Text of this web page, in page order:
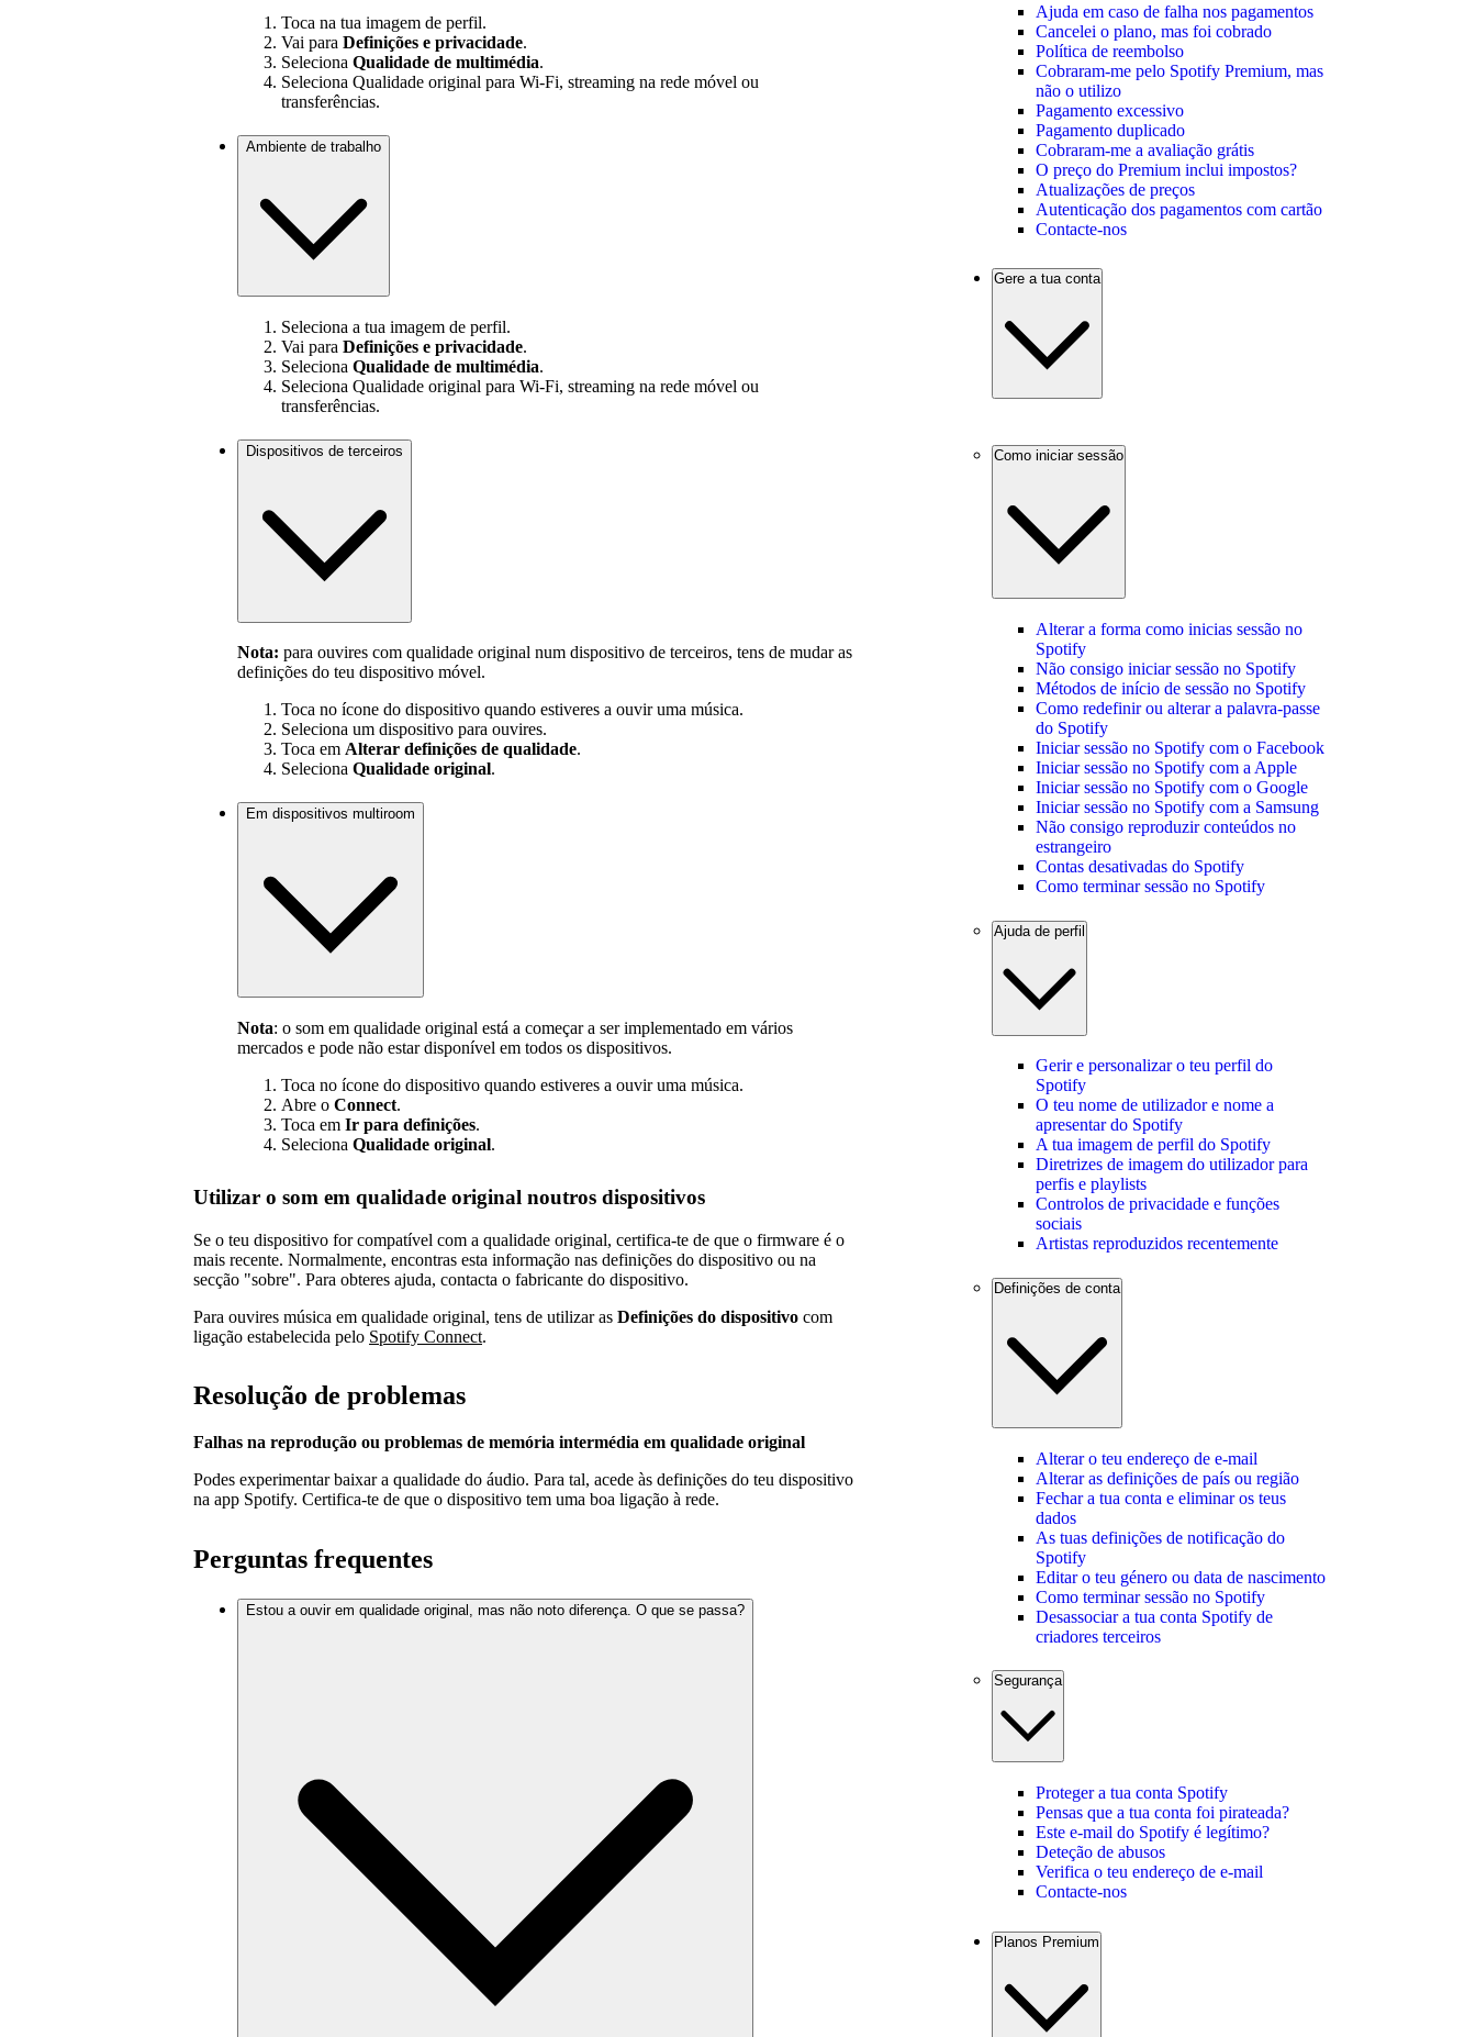
Toca na tua imagem de perfil.
Vai para Definições e privacidade.
Seleciona Qualidade de multimédia.
Seleciona Qualidade original para Wi-Fi, streaming na rede móvel ou
transferências.
Ambiente de trabalho
Seleciona a tua imagem de perfil.
Vai para Definições e privacidade.
Seleciona Qualidade de multimédia.
Seleciona Qualidade original para Wi-Fi, streaming na rede móvel ou
transferências.
Dispositivos de terceiros
Nota: para ouvires com qualidade original num dispositivo de terceiros, tens de mudar as
definições do teu dispositivo móvel.
Toca no ícone do dispositivo quando estiveres a ouvir uma música.
Seleciona um dispositivo para ouvires.
Toca em Alterar definições de qualidade.
Seleciona Qualidade original.
Em dispositivos multiroom
Nota: o som em qualidade original está a começar a ser implementado em vários
mercados e pode não estar disponível em todos os dispositivos.
Toca no ícone do dispositivo quando estiveres a ouvir uma música.
Abre o Connect.
Toca em Ir para definições.
Seleciona Qualidade original.
Utilizar o som em qualidade original noutros dispositivos
Se o teu dispositivo for compatível com a qualidade original, certifica-te de que o firmware é o
mais recente. Normalmente, encontras esta informação nas definições do dispositivo ou na
secção "sobre". Para obteres ajuda, contacta o fabricante do dispositivo.
Para ouvires música em qualidade original, tens de utilizar as Definições do dispositivo com
ligação estabelecida pelo Spotify Connect.
Resolução de problemas
Falhas na reprodução ou problemas de memória intermédia em qualidade original
Podes experimentar baixar a qualidade do áudio. Para tal, acede às definições do teu dispositivo
na app Spotify. Certifica-te de que o dispositivo tem uma boa ligação à rede.
Perguntas frequentes
Estou a ouvir em qualidade original, mas não noto diferença. O que se passa?
Ajuda em caso de falha nos pagamentos
Cancelei o plano, mas foi cobrado
Política de reembolso
Cobraram-me pelo Spotify Premium, mas
não o utilizo
Pagamento excessivo
Pagamento duplicado
Cobraram-me a avaliação grátis
O preço do Premium inclui impostos?
Atualizações de preços
Autenticação dos pagamentos com cartão
Contacte-nos
Gere a tua conta
Como iniciar sessão
Alterar a forma como inicias sessão no
Spotify
Não consigo iniciar sessão no Spotify
Métodos de início de sessão no Spotify
Como redefinir ou alterar a palavra-passe
do Spotify
Iniciar sessão no Spotify com o Facebook
Iniciar sessão no Spotify com a Apple
Iniciar sessão no Spotify com o Google
Iniciar sessão no Spotify com a Samsung
Não consigo reproduzir conteúdos no
estrangeiro
Contas desativadas do Spotify
Como terminar sessão no Spotify
Ajuda de perfil
Gerir e personalizar o teu perfil do
Spotify
O teu nome de utilizador e nome a
apresentar do Spotify
A tua imagem de perfil do Spotify
Diretrizes de imagem do utilizador para
perfis e playlists
Controlos de privacidade e funções
sociais
Artistas reproduzidos recentemente
Definições de conta
Alterar o teu endereço de e-mail
Alterar as definições de país ou região
Fechar a tua conta e eliminar os teus
dados
As tuas definições de notificação do
Spotify
Editar o teu género ou data de nascimento
Como terminar sessão no Spotify
Desassociar a tua conta Spotify de
criadores terceiros
Segurança
Proteger a tua conta Spotify
Pensas que a tua conta foi pirateada?
Este e-mail do Spotify é legítimo?
Deteção de abusos
Verifica o teu endereço de e-mail
Contacte-nos
Planos Premium